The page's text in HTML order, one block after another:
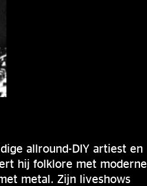
allround-DIY artiest en
hij folklore met moderne
metal. Zijn liveshows